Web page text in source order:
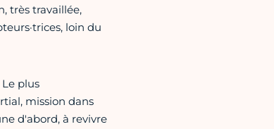
très travaillée,
loin du
plus
mission dans
d'abord, à revivre